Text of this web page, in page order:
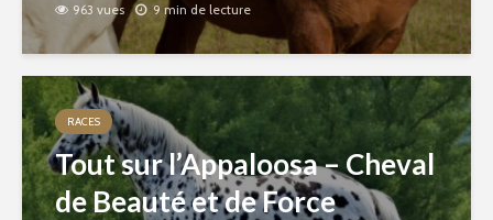
963 vues 9 min de lecture
RACES
Tout sur l’Appaloosa – Cheval
de Beauté et de Force